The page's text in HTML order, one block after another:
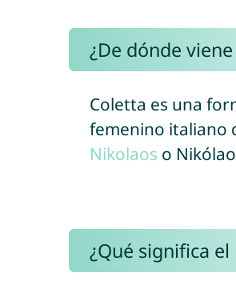
¿De dónde
Coletta es una
femenino italiano
Nikolaos o
¿Qué significa